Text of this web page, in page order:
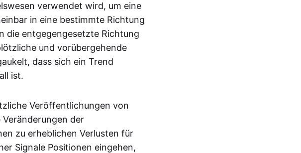
verwendet wird, um eine
in eine bestimmte Richtung
die entgegengesetzte Richtung
und vorübergehende
dass sich ein Trend
ist.
Veröffentlichungen von
der
zu erheblichen Verlusten für
Signale Positionen eingehen,